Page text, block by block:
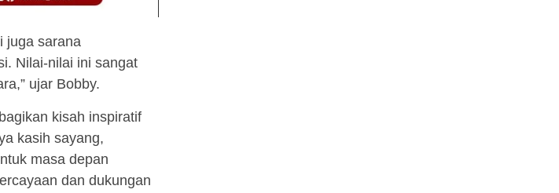
juga sarana
Nilai-nilai ini sangat
ujar Bobby.
kisah inspiratif
kasih sayang,
masa depan
dan dukungan